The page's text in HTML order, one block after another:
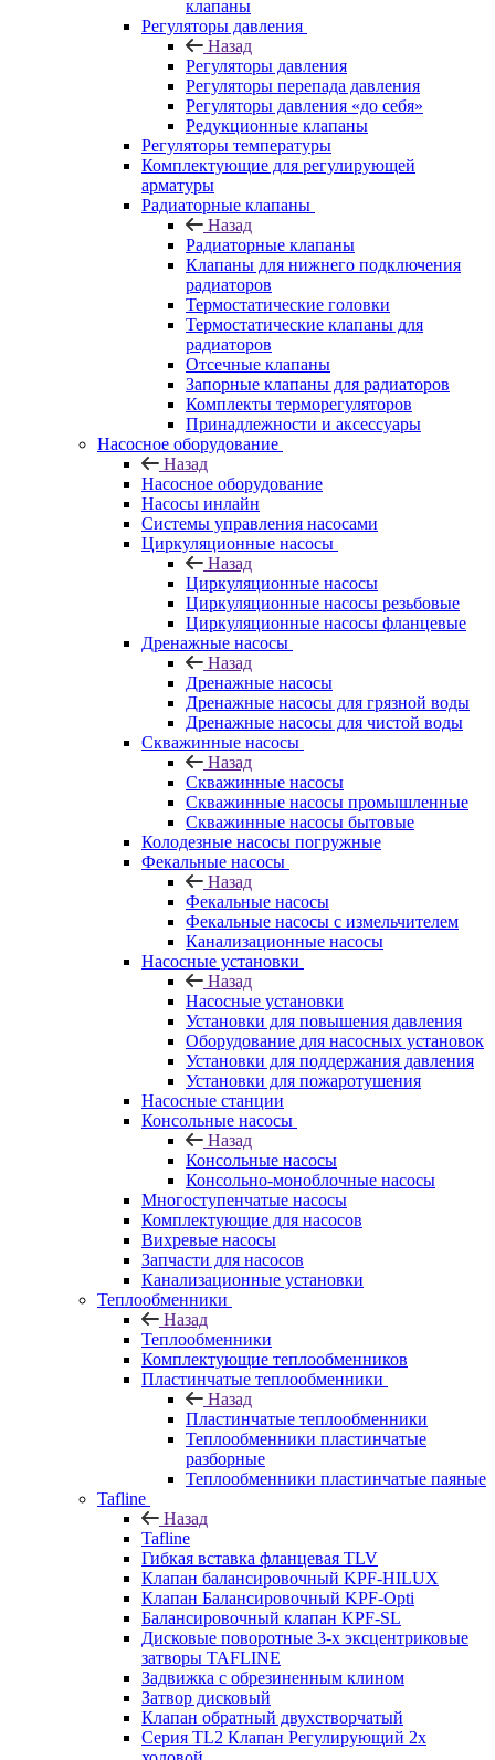
клапаны
Регуляторы давления
Назад
Регуляторы давления
Регуляторы перепада давления
Регуляторы давления «до себя»
Редукционные клапаны
Регуляторы температуры
Комплектующие для регулирующей
арматуры
Радиаторные клапаны
Назад
Радиаторные клапаны
Клапаны для нижнего подключения
радиаторов
Термостатические головки
Термостатические клапаны для
радиаторов
Отсечные клапаны
Запорные клапаны для радиаторов
Комплекты терморегуляторов
Принадлежности и аксессуары
Насосное оборудование
Назад
Насосное оборудование
Насосы инлайн
Системы управления насосами
Циркуляционные насосы
Назад
Циркуляционные насосы
Циркуляционные насосы резьбовые
Циркуляционные насосы фланцевые
Дренажные насосы
Назад
Дренажные насосы
Дренажные насосы для грязной воды
Дренажные насосы для чистой воды
Скважинные насосы
Назад
Скважинные насосы
Скважинные насосы промышленные
Скважинные насосы бытовые
Колодезные насосы погружные
Фекальные насосы
Назад
Фекальные насосы
Фекальные насосы с измельчителем
Канализационные насосы
Насосные установки
Назад
Насосные установки
Установки для повышения давления
Оборудование для насосных установок
Установки для поддержания давления
Установки для пожаротушения
Насосные станции
Консольные насосы
Назад
Консольные насосы
Консольно-моноблочные насосы
Многоступенчатые насосы
Комплектующие для насосов
Вихревые насосы
Запчасти для насосов
Канализационные установки
Теплообменники
Назад
Теплообменники
Комплектующие теплообменников
Пластинчатые теплообменники
Назад
Пластинчатые теплообменники
Теплообменники пластинчатые
разборные
Теплообменники пластинчатые паяные
Tafline
Назад
Tafline
Гибкая вставка фланцевая TLV
Клапан балансировочный KPF-HILUX
Клапан Балансировочный KPF-Opti
Балансировочный клапан KPF-SL
Дисковые поворотные 3-х эксцентриковые
затворы TAFLINE
Задвижка с обрезиненным клином
Затвор дисковый
Клапан обратный двухстворчатый
Серия TL2 Клапан Регулирующий 2х